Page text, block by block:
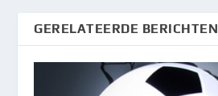
GERELATEERDE BERICHTEN